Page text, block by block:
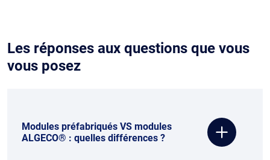
Les réponses aux questions que vous
vous posez
Modules préfabriqués VS modules
ALGECO® : quelles différences ?